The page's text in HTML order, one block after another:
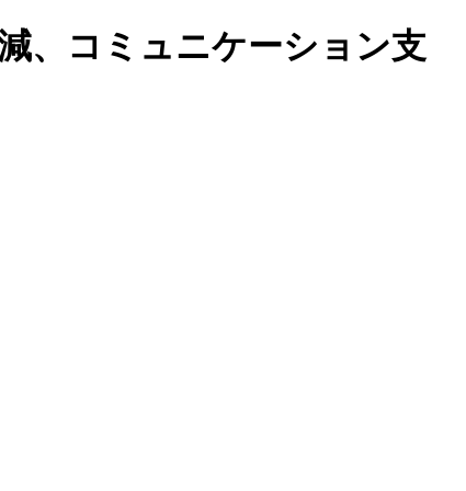
、コミュニケーション支